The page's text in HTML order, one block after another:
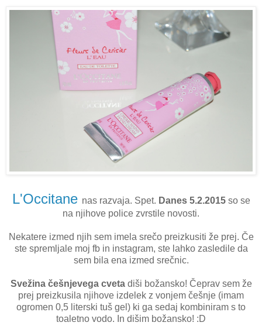
L'Occitane nas razvaja. Spet. Danes 5.2.2015so se
na njihove police zvrstile novosti.
Nekatere izmed njih sem imela srečo preizkusiti že prej. Če
ste spremljale moj fb in instagram, ste lahko zasledile da
sem bila ena izmed srečnic.
Svežina češnjevega cveta diši božansko! Čeprav sem že
prej preizkusila njihove izdelek z vonjem češnje (imam
ogromen 0,5 literski tuš gel) ki ga sedaj kombiniram s to
toaletno vodo. In dišim božansko! :D